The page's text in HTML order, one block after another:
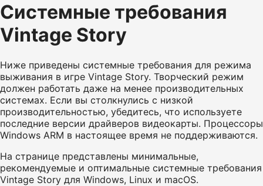
Системные требования
Vintage Story
Ниже приведены системные требования для режима
выживания в игре Vintage Story. Творческий режим
должен работать даже на менее производительных
системах. Если вы столкнулись с низкой
производительностью, убедитесь, что используете
последние версии драйверов видеокарты. Процессоры
Windows ARM в настоящее время не поддерживаются.
На странице представлены минимальные,
рекомендуемые и оптимальные системные требования
Vintage Story для Windows, Linux и macOS.